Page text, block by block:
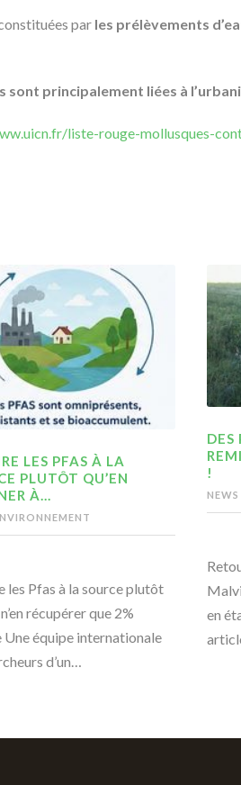
par les prélèvements
principalement liées à
liste-rouge-mollusques-
LES PFAS À LA
PLUTÔT QU’EN
À…
les Pfas à la source plutôt
récupérer que 2%
Une équipe internationale
d’un…
DES
!
en